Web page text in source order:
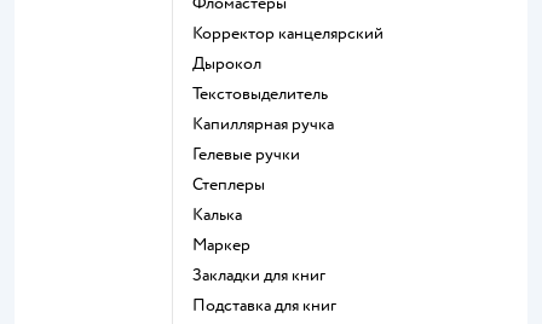
Корректор канцелярский
Дырокол
Текстовыделитель
Капиллярная ручка
Гелевые ручки
Степлеры
Калька
Маркер
Закладки для книг
Подставка для книг